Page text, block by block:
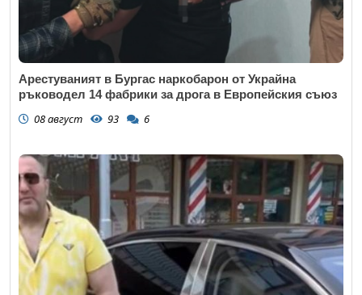
Арестуваният в Бургас наркобарон от Украйна
ръководел 14 фабрики за дрога в Европейския съюз
08 август 93 6